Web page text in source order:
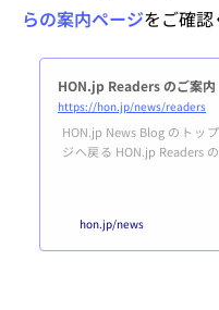
らの案内ページをご確認
HON.jp Readers のご案内
https://hon.jp/news/readers
HON.jp News Blog のトッ
ジへ戻る HON.jp Readers のご案
誰でも無料で登録できます。
規約はこちら。登録する あなた
hon.jp/news